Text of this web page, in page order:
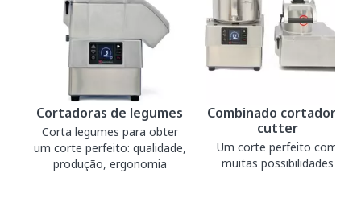
Cortadoras de legumes
Corta legumes para obter
um corte perfeito: qualidade,
produção, ergonomia
Combinado cortadora-
cutter
Um corte perfeito com
muitas possibilidades